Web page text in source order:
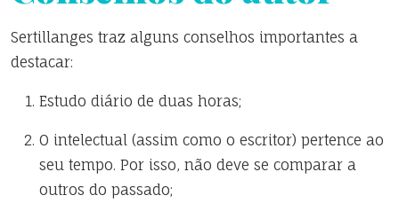
Sertillanges traz alguns conselhos importantes a
destacar:
Estudo diário de duas horas;
O intelectual (assim como o escritor) pertence ao
seu tempo. Por isso, não deve se comparar a
outros do passado;